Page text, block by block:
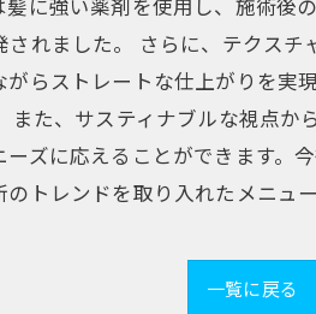
に強い薬剤を使用し、施術
れました。 さらに、テクス
らストレートな仕上がりを
た、サスティナブルな視点
ズに応えることができます
トレンドを取り入れたメニュ
一覧に戻る